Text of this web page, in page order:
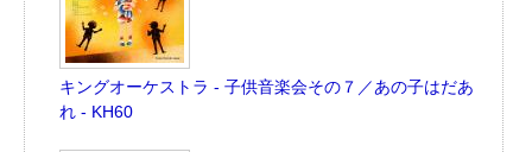
キングオーケストラ - 子供音楽会その７／あの子はだあ
れ - KH60